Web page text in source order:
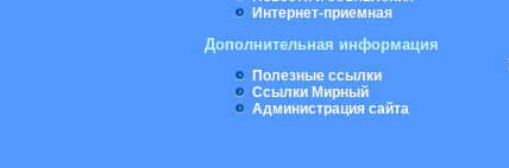
Интернет-приемная
Дополнительная информация
Полезные ссылки
Ссылки Мирный
Администрация сайта